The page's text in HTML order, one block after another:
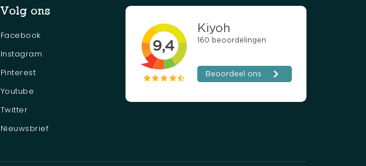
Volg ons
Facebook
Instagram
Pinterest
Youtube
Twitter
Nieuwsbrief